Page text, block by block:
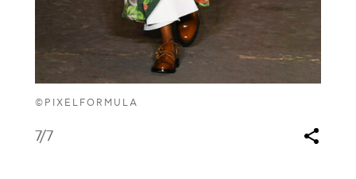
©PIXELFORMULA
7/7